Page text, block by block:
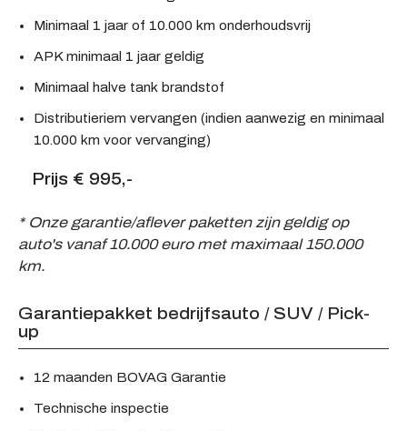
Minimaal 1 jaar of 10.000 km onderhoudsvrij
APK minimaal 1 jaar geldig
Minimaal halve tank brandstof
Distributieriem vervangen (indien aanwezig en minimaal
10.000 km voor vervanging)
Prijs € 995,-
* Onze garantie/aflever paketten zijn geldig op
auto's vanaf 10.000 euro met maximaal 150.000
km.
Garantiepakket bedrijfsauto / SUV / Pick-
up
12 maanden BOVAG Garantie
Technische inspectie